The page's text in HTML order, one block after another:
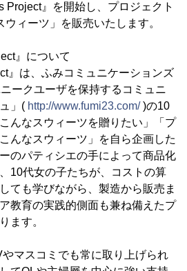
Project』を開始し、プロジェクト
ィーツ」を販売いたします。
』について
』は、ふみコミュニケーションズ
ークユーザを保持するコミュニ
」( http://www.fumi23.com/)の10
んなスウィーツを贈りたい」「プ
んなスウィーツ」を自ら企画した
のパティシエの手によって商品化
10代女の子たちが、コストの算
ても学びながら、製造から販売ま
教育の実践的側面も兼ね備えたプ
ます。
マスコミでも常に取り上げられ